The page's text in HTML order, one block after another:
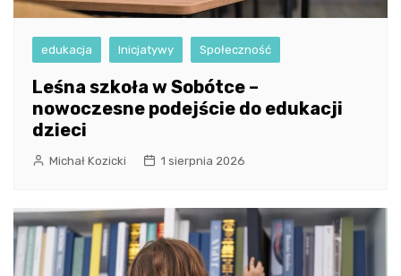
edukacja Inicjatywy Społeczność
Leśna szkoła w Sobótce –
nowoczesne podejście do edukacji
dzieci
Michał Kozicki 1 sierpnia 2026